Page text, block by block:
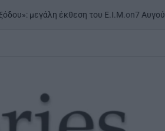
του Ε.Ι.Μ.on7 Αυγούστου 2026